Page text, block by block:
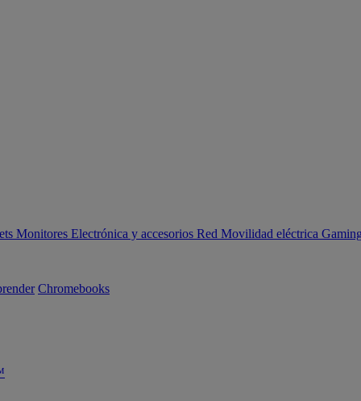
Monitores Electrónica y accesorios Red Movilidad eléctrica
Chromebooks